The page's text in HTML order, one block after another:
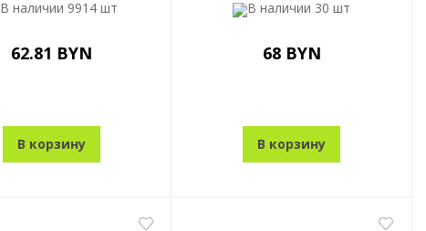
В наличии 9914 шт
62.81 BYN
В корзину
В наличии 30 шт
68 BYN
В корзину